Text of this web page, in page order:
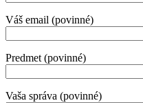
Váš email (povinné)
Predmet (povinné)
Vaša správa (povinné)